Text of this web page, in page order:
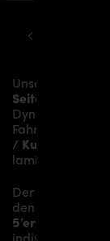
Unser
Seitenschweller
Dynamik und
Fahrzeugs.
/
laminiert und
Der
den
5’er F10/F11